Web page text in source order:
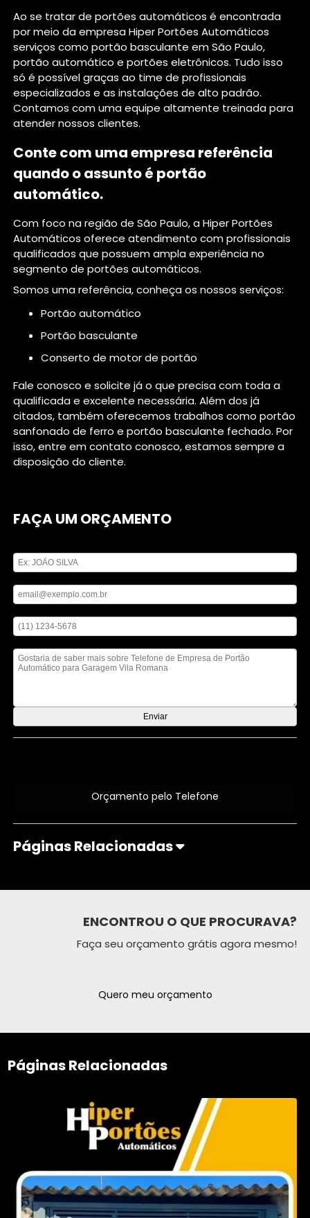
Ao se tratar de portões automáticos é encontrada
por meio da empresa Hiper Portões Automáticos
serviços como portão basculante em São Paulo,
portão automático e portões eletrônicos. Tudo isso
só é possível graças ao time de profissionais
especializados e as instalações de alto padrão.
Contamos com uma equipe altamente treinada para
atender nossos clientes.
Conte com uma empresa referência
quando o assunto é portão
automático.
Com foco na região de São Paulo, a Hiper Portões
Automáticos oferece atendimento com profissionais
qualificados que possuem ampla experiência no
segmento de portões automáticos.
Somos uma referência, conheça os nossos serviços:
portão automático
portão basculante
conserto de motor de portão
Fale conosco e solicite já o que precisa com toda a
qualificada e excelente necessária. Além dos já
citados, também oferecemos trabalhos como portão
sanfonado de ferro e portão basculante fechado. Por
isso, entre em contato conosco, estamos sempre a
disposição do cliente.
FAÇA UM ORÇAMENTO
Orçamento pelo Telefone
Páginas Relacionadas
ENCONTROU O QUE PROCURAVA?
Faça seu orçamento grátis agora mesmo!
Quero meu orçamento
Páginas Relacionadas